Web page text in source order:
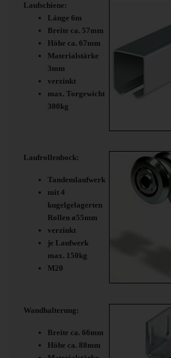
Laufschiene:
Länge 6m
Breite ca. 57mm
Höhe ca. 67mm
Materialstärke
3mm
verzinkt
max. Torgewicht
300kg
Laufrollenbock:
Tandemlaufwerk
mit 4
kugelgelagerten
Rollen ø55mm
verzinkt
je Laufwerk
max. 150kg
M20
Wandhalterung:
Breite ca. 66mm
Höhe ca. 88mm